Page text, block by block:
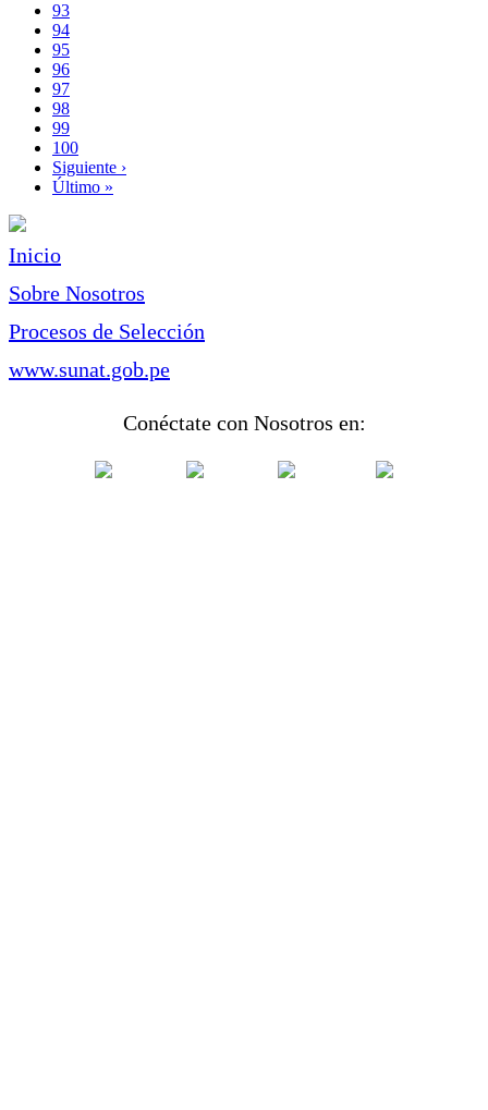
Page
93
Page
94
Page
95
Página
actual
96
Page
97
Page
98
Page
99
Page
100
Siguiente
página
Siguiente ›
Última
Último »
Inicio
Sobre Nosotros
Procesos de Selección
www.sunat.gob.pe
Conéctate con Nosotros en: